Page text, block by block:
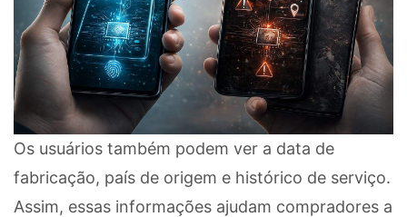
Os usuários também podem ver a data de
fabricação, país de origem e histórico de serviço.
Assim, essas informações ajudam compradores a